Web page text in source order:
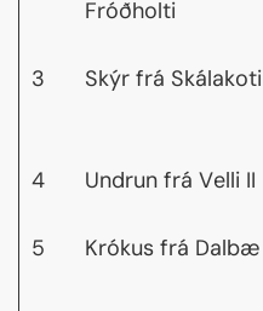
Fróðholti
3 Skýr frá Skálakoti
4 Undrun frá Velli II
5 Krókus frá Dalbæ